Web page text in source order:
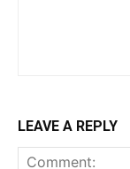
LEAVE A REPLY